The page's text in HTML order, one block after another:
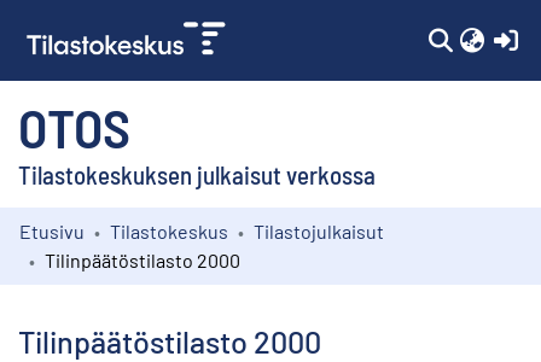
OTOS
Tilastokeskuksen julkaisut verkossa
Kokoelmat
Etusivu Tilastokeskus
Tilastojulkaisut
Tilinpäätöstilasto 2000
Tilinpäätöstilasto 2000